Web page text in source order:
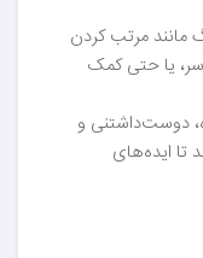
مانند مرتب کردن
یا حتی کمک
دوست‌داشتنی و
تا ایده‌های